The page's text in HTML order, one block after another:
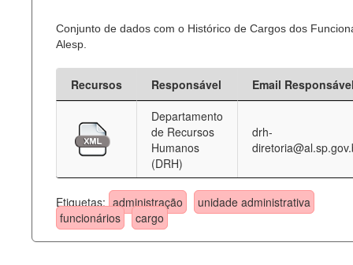
Planejamento
Catálogo de dados
Processo Legislativo
Administração
Legislação
Agenda
Perguntas frequentes
Conjunto de dados com o Histórico de Cargos dos
Alesp.
Recursos Responsável
Email
Departamento
de Recursos
Humanos
(DRH)
drh-
Etiquetas: administração
unidade administrativa
funcionários
cargo